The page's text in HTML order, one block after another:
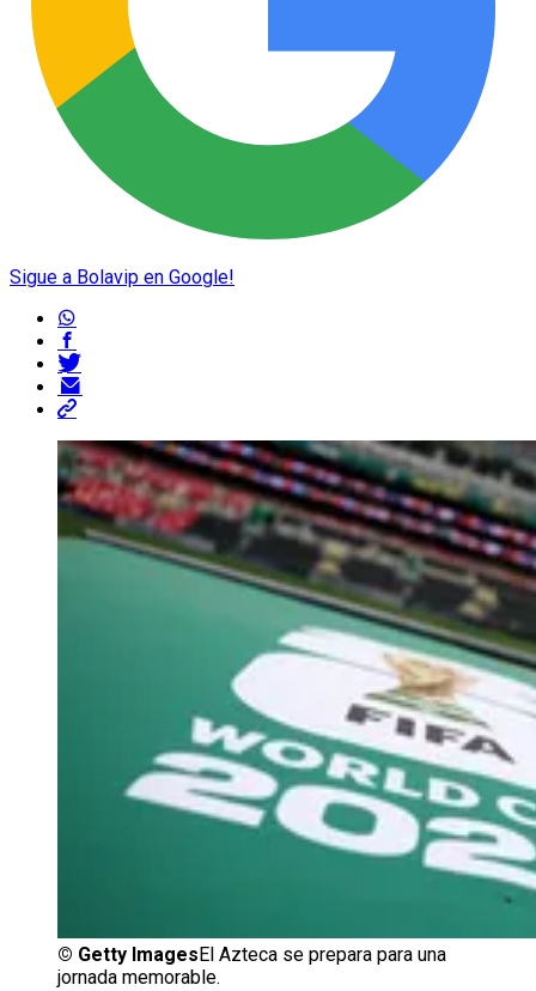
Sigue a Bolavip en Google!
© Getty Images El Azteca se prepara para una
jornada memorable.